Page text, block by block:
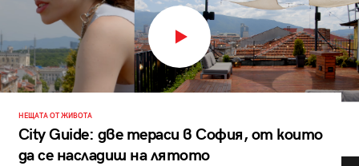
НЕЩАТА ОТ ЖИВОТА
City Guide: две тераси в София, от които
да се насладиш на лятото